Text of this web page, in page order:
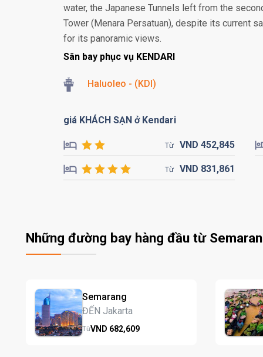
water, the Japanese Tunnels left from the
Tower (Menara Persatuan), despite its current
for its panoramic views.
Sân bay phục vụ KENDARI
Haluoleo - (KDI)
giá KHÁCH SẠN ở Kendari
Từ VND 452,845
Từ VND 831,861
Những đường bay hàng đầu từ
Semarang
ĐẾN Jakarta
TừVND 682,609